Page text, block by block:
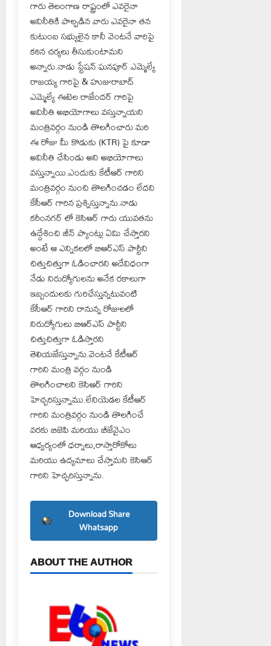
గారు తెలంగాణ రాష్ట్రంలో ఎవరైనా
అవినీతికి పాల్పడిన వారు ఎవరైనా తన
కుటుంబ సభ్యులైన కానీ వెంటనే వారిపై
కఠిన చర్యలు తీసుకుంటామని
అన్నారు.నాడు స్టేషన్ ఘనపూర్ ఎమ్మెల్యే
రాజయ్య గారిపై & హుజురాబాద్
ఎమ్మెల్యే ఈటెల రాజేందర్ గారిపై
అవినీతి అభియోగాలు వస్తున్నాయని
మంత్రివర్గం నుండి తొలగించారు మరి
ఈ రోజు మీ కొడుకు (KTR) పై కూడా
అవినీతి చేసిండు అని అభియోగాలు
వస్తున్నాయి.ఎందుకు కేటీఆర్ గారిని
మంత్రివర్గం నుంచి తొలగించడం లేదని
కేసీఆర్ గారిన ప్రశ్నిస్తున్నాను.నాడు
కరీంనగర్ లో కెసిఆర్ గారు యువతను
ఉద్దేశించి జీన్ ప్యాంట్లు ఏమి చేస్తారని
అంటే ఆ ఎన్నికలలో బిఆర్ఎస్ పార్టీని
చిత్తుచిత్తుగా ఓడించారని అదేవిధంగా
నేడు నిరుద్యోగులను అనేక రకాలుగా
ఇబ్బందులకు గురిచేస్తున్నటువంటి
కేసీఆర్ గారిని రానున్న రోజులలో
నిరుద్యోగులు బిఆర్ఎస్ పార్టీని
చిత్తుచిత్తుగా ఓడిస్తారని
తెలియజేస్తున్నాను.వెంటనే కేటీఆర్
గారిని మంత్రి వర్గం నుండి
తొలగించాలని కెసిఆర్ గారిని
హెచ్చరిస్తున్నాము.లేనియెడల కేటీఆర్
గారిని మంత్రివర్గం నుండి తొలగించే
వరకు బిజెపి మరియు బీజేవైఎం
ఆధ్వర్యంలో ధర్నాలు,రాస్తారోకోలు
మరియు ఉద్యమాలు చేస్తామని కెసిఆర్
గారిని హెచ్చరిస్తున్నాను.
Download Share
Whatsapp
ABOUT THE AUTHOR